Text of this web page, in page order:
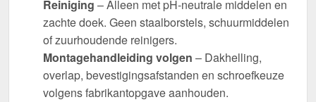
Reiniging – Alleen met pH-neutrale middelen en
zachte doek. Geen staalborstels, schuurmiddelen
of zuurhoudende reinigers.
Montagehandleiding volgen – Dakhelling,
overlap, bevestigingsafstanden en schroefkeuze
volgens fabrikantopgave aanhouden.